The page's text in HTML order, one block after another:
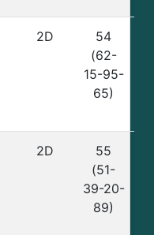
2D
54
(62-
15-95-
65)
2D
55
(51-
39-20-
89)